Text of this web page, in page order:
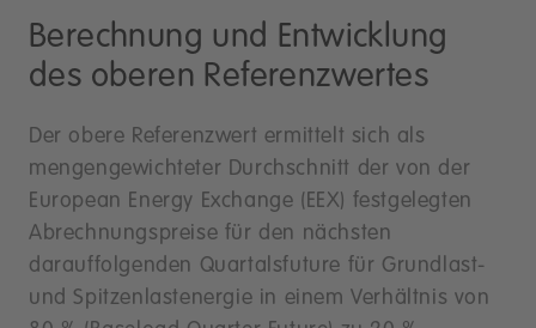
Berechnung und Entwicklung
des oberen Referenzwertes
Der obere Referenzwert ermittelt sich als
mengengewichteter Durchschnitt der von der
European Energy Exchange (EEX) festgelegten
Abrechnungspreise für den nächsten
darauffolgenden Quartalsfuture für Grundlast-
und Spitzenlastenergie in einem Verhältnis von